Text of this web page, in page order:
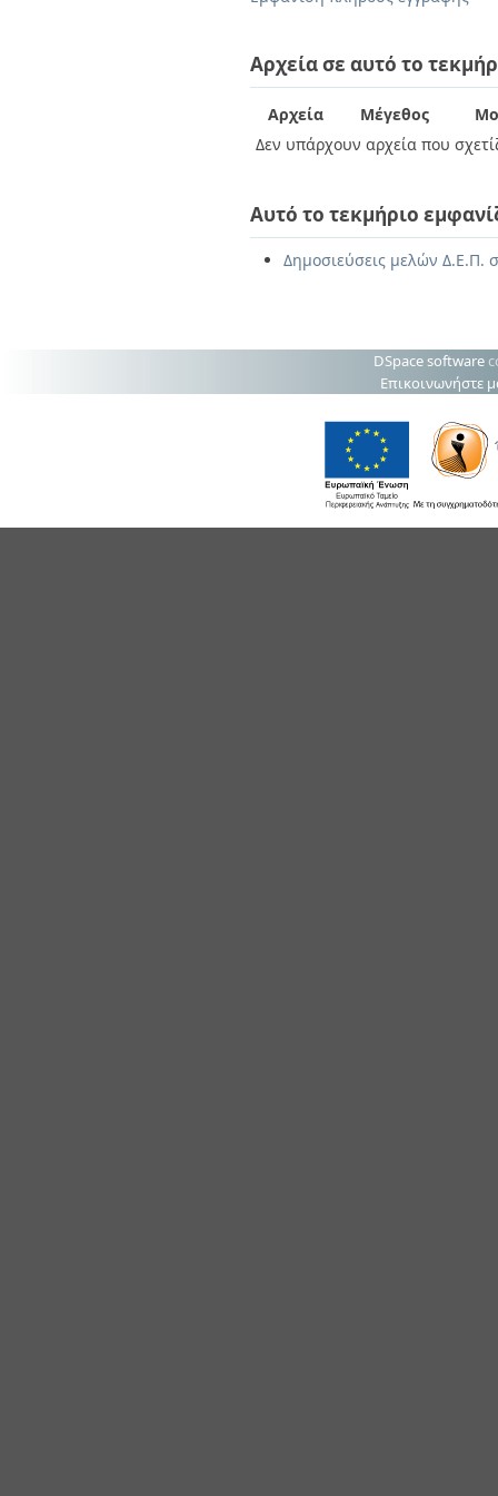
Αρχεία σε αυτό το
Αρχεία Μέγεθος
Δεν υπάρχουν αρχεία που
Αυτό το τεκμήριο
Δημοσιεύσεις μελών Δ.Ε.Π.
DSpace software
Επικοινωνήστε